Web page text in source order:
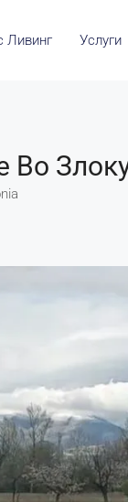
Ливинг Услуги
Во